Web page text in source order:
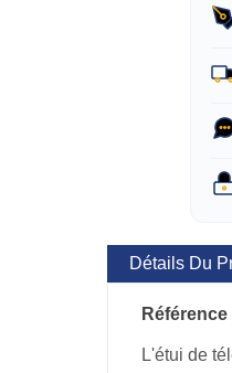
Détails Du
Référence
L'étui de